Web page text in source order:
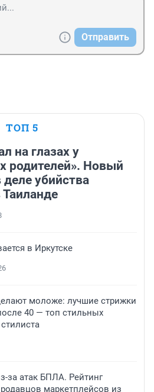
Отправить
ТОП 5
на глазах у
родителей». Новый
деле убийства
Таиланде
в Иркутске
моложе: лучшие стрижки
40 — топ стильных
за атак БПЛА. Рейтинг
маркетплейсов из